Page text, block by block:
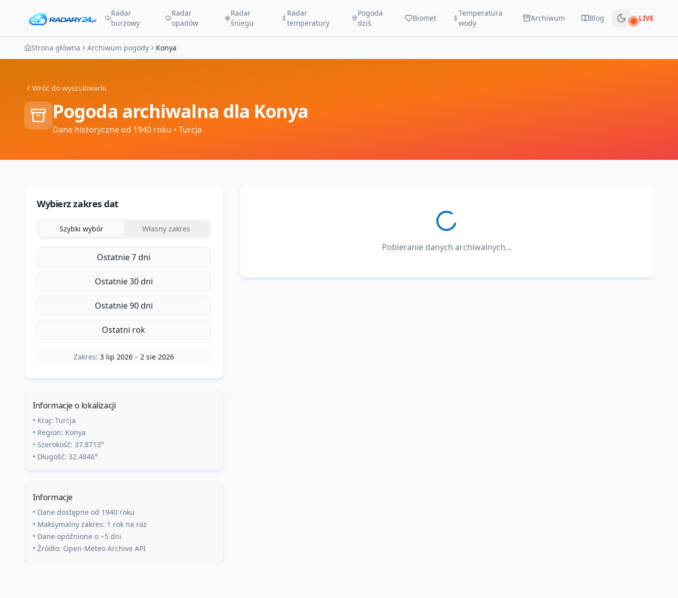
Radar
burzowy
Radar
opadów
Radar
śniegu
Radar
temperatury
Pogoda
dziś
Biomet
Temperatura
wody
Archiwum Blog Na żywo
LIVE
Strona główna Archiwum pogody Konya
Wróć do wyszukiwarki
Pogoda archiwalna dla Konya
Dane historyczne od 1940 roku • Turcja
Wybierz zakres dat
Szybki wybór Własny zakres
Ostatnie 7 dni
Ostatnie 30 dni
Ostatnie 90 dni
Ostatni rok
Zakres: 3 lip 2026– 2 sie 2026
Informacje o lokalizacji
• Kraj: Turcja
• Region: Konya
• Szerokość: 37.8713°
• Długość: 32.4846°
Informacje
• Dane dostępne od 1940 roku
• Maksymalny zakres: 1 rok na raz
• Dane opóźnione o ~5 dni
• Źródło: Open-Meteo Archive API
Pobieranie danych archiwalnych...